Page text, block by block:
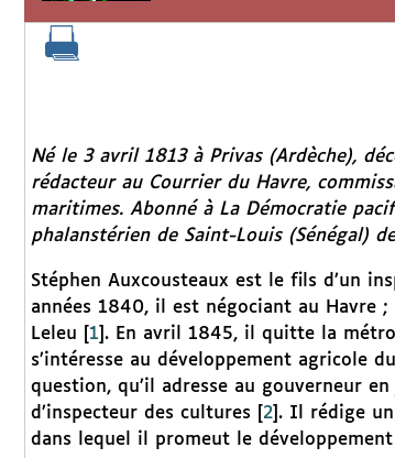
Né le 3 avril 1813 à Privas (Ardèche),
rédacteur au Courrier du Havre,
maritimes. Abonné à La Démocratie
phalanstérien de Saint-Louis (Sénégal)
Stéphen Auxcousteaux est le fils d’un
années 1840, il est négociant au Havre
Leleu
1 . En avril 1845, il quitte la
s’intéresse au développement agricole
question, qu’il adresse au gouverneur
d’inspecteur des cultures
2] . Il rédige un
dans lequel il promeut le